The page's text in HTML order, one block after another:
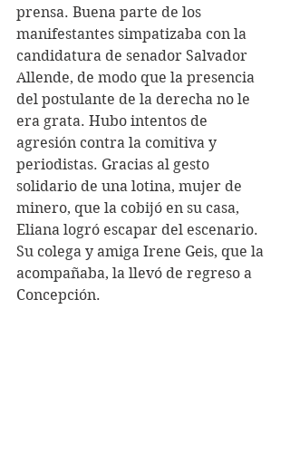
prensa. Buena parte de los
manifestantes simpatizaba con la
candidatura de senador Salvador
Allende, de modo que la presencia
del postulante de la derecha no le
era grata. Hubo intentos de
agresión contra la comitiva y
periodistas. Gracias al gesto
solidario de una lotina, mujer de
minero, que la cobijó en su casa,
Eliana logró escapar del escenario.
Su colega y amiga Irene Geis, que la
acompañaba, la llevó de regreso a
Concepción.